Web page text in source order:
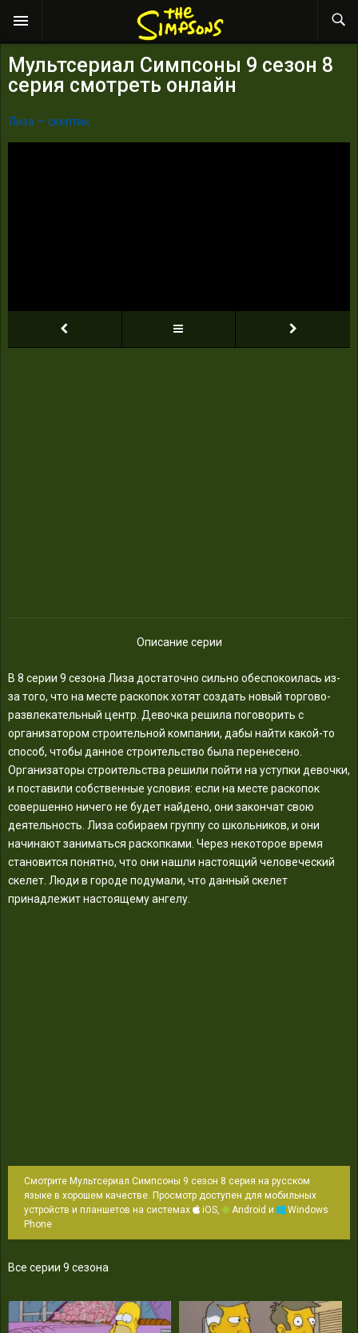
Мультсериал Симпсоны 9 сезон 8
серия смотреть онлайн
Лиза — скептик
Описание серии
В 8 серии 9 сезона Лиза достаточно сильно обеспокоилась из-
за того, что на месте раскопок хотят создать новый торгово-
развлекательный центр. Девочка решила поговорить с
организатором строительной компании, дабы найти какой-то
способ, чтобы данное строительство была перенесено.
Организаторы строительства решили пойти на уступки девочки,
и поставили собственные условия: если на месте раскопок
совершенно ничего не будет найдено, они закончат свою
деятельность. Лиза собираем группу со школьников, и они
начинают заниматься раскопками. Через некоторое время
становится понятно, что они нашли настоящий человеческий
скелет. Люди в городе подумали, что данный скелет
принадлежит настоящему ангелу.
Смотрите Мультсериал Симпсоны 9 сезон 8 серия на русском
языке в хорошем качестве. Просмотр доступен для мобильных
устройств и планшетов на системах
iOS, Android и
Windows
Phone
Все серии 9 сезона